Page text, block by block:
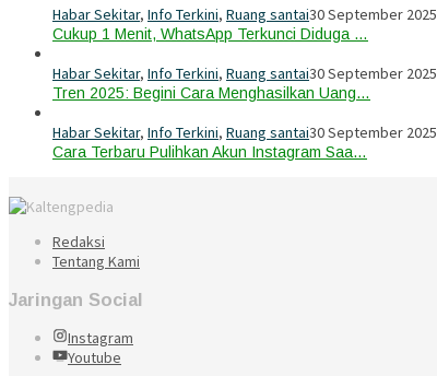
Habar Sekitar, Info Terkini, Ruang santai30 September 2025
Cukup 1 Menit, WhatsApp Terkunci Diduga …
Habar Sekitar, Info Terkini, Ruang santai30 September 2025
Tren 2025: Begini Cara Menghasilkan Uang…
Habar Sekitar, Info Terkini, Ruang santai30 September 2025
Cara Terbaru Pulihkan Akun Instagram Saa…
Redaksi
Tentang Kami
Jaringan Social
Instagram
Youtube